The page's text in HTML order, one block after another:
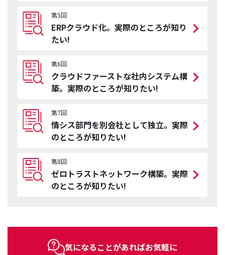
第5回
ERPクラウド化。実際のところが知り
たい!
第6回
クラウドファーストな社内システム構
築。実際のところが知りたい!
第7回
情シス部門を別会社として独立。実際
のところが知りたい!
第8回
ゼロトラストネットワーク構築。実際
のところが知りたい!
気になることがあればお気軽に